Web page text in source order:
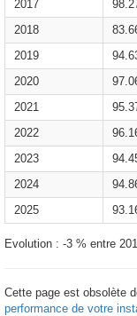
2017
2018
2019
2020
2021
2022
2023
2024
2025
Evolution : -3 % entre
Cette page est obsolète
performance de votre